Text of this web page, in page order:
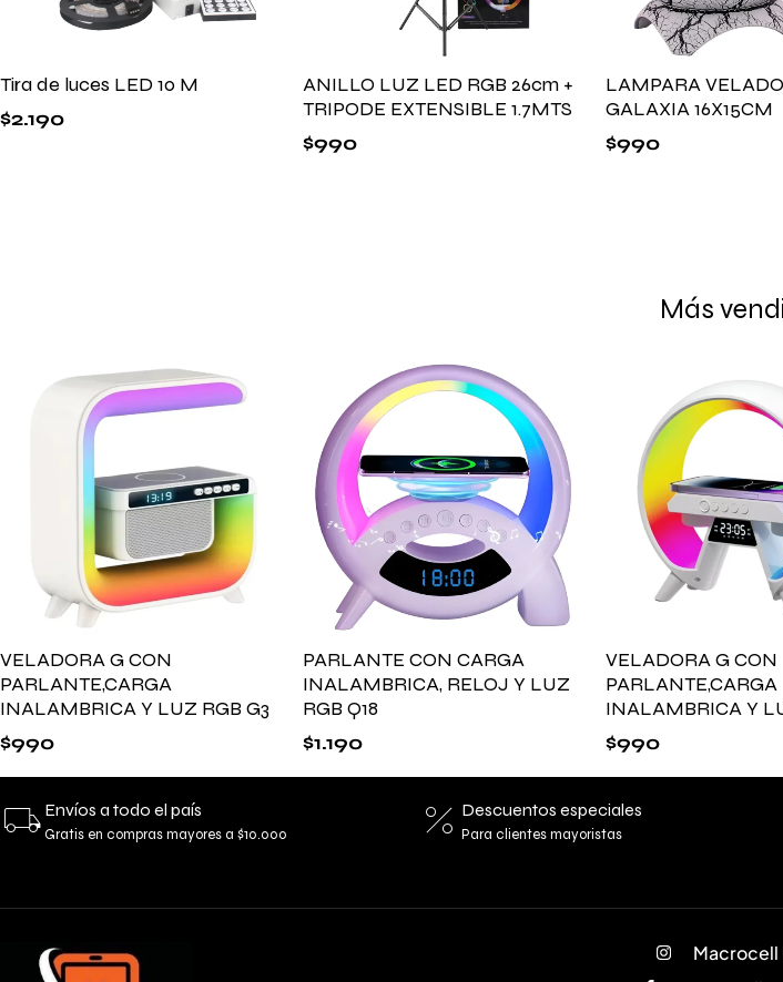
Tira de luces LED 10 M
$2.190
ANILLO LUZ LED RGB 26cm +
TRIPODE EXTENSIBLE 1.7MTS
$990
LAMPARA
GALAXIA 16X15CM
$990
Más
VELADORA G CON
PARLANTE,CARGA
INALAMBRICA Y LUZ RGB G3
$990
PARLANTE CON CARGA
INALAMBRICA, RELOJ Y LUZ
RGB Q18
$1.190
VELADORA G CON
PARLANTE,CARGA
INALAMBRICA Y
$990
Envíos a todo el país
Gratis en compras mayores a $10.000
Descuentos especiales
Para clientes mayoristas
Macrocell